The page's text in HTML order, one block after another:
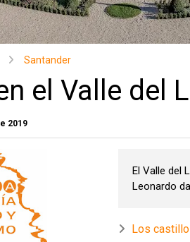
Santander
el Valle del
2019
El Valle del
Leonardo
Los